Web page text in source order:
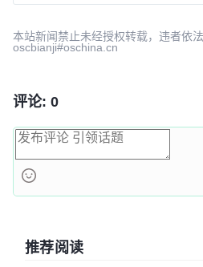
本站新闻禁止未经授权转载，违者依
oscbianji#oschina.cn
评论: 0
推荐阅读